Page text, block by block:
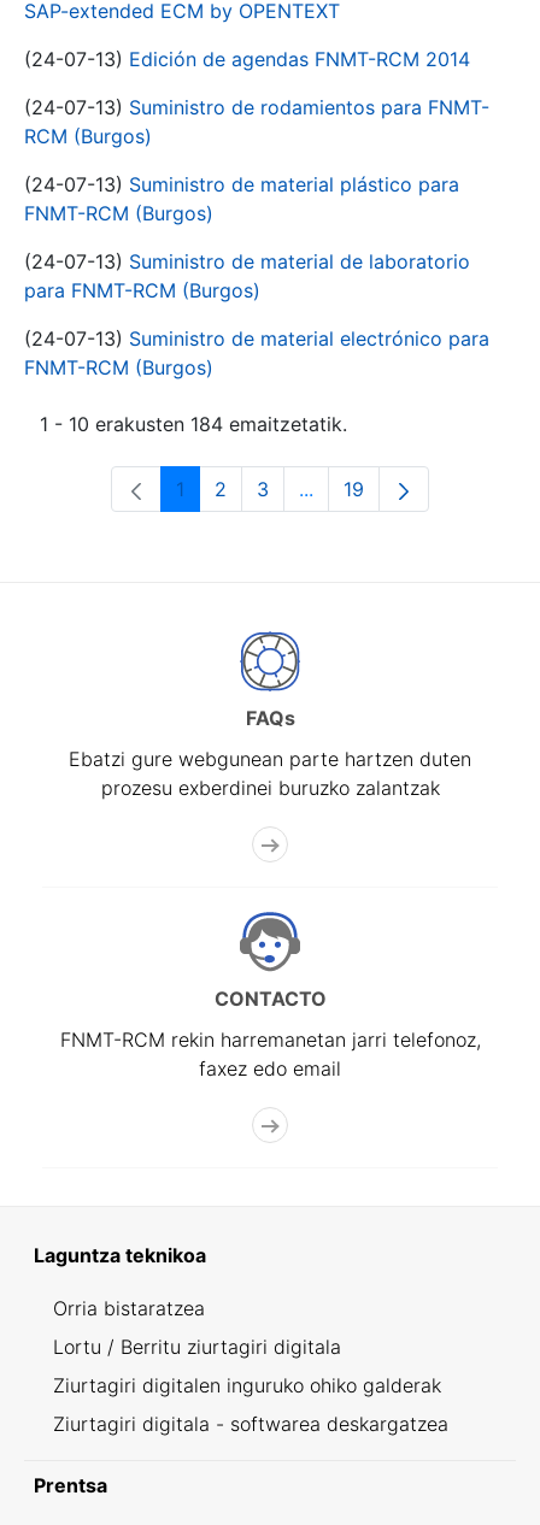
SAP-extended ECM by OPENTEXT
(24-07-13) Edición de agendas FNMT-RCM 2014
(24-07-13) Suministro de rodamientos para FNMT-
RCM (Burgos)
(24-07-13) Suministro de material plástico para
FNMT-RCM (Burgos)
(24-07-13) Suministro de material de laboratorio
para FNMT-RCM (Burgos)
(24-07-13) Suministro de material electrónico para
FNMT-RCM (Burgos)
1 - 10 erakusten 184 emaitzetatik.
Orrialdea
1 Orrialdea
2 Orrialdea
3 ...Intermediate Pages Use
Orrialdea
19
FAQs
Ebatzi gure webgunean parte hartzen duten
prozesu exberdinei buruzko zalantzak
CONTACTO
FNMT-RCM rekin harremanetan jarri telefonoz,
faxez edo email
Laguntza teknikoa
Orria bistaratzea
Lortu / Berritu ziurtagiri digitala
Ziurtagiri digitalen inguruko ohiko galderak
Ziurtagiri digitala - softwarea deskargatzea
Prentsa